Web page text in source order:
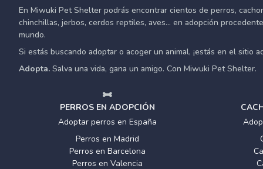
En Miwuki Pet Shelter podrás encontrar cientos de perros,
chinchillas, jerbos, cerdos reptiles, aves... en adopción
mundo.
Si estás buscando adoptar o acoger un animal, ¡estás en el sitio
Adopta. Salva una vida, gana un amigo. Con Miwuki Pet Shelter.
PERROS EN ADOPCIÓN
Adoptar perros en España
Perros en Madrid
Perros en Barcelona
Perros en Valencia